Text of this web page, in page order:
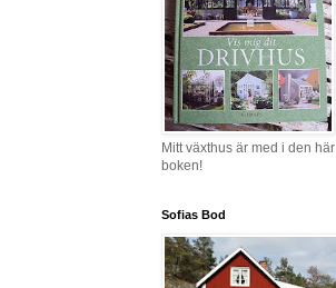
Mitt växthus är med i den här
boken!
Sofias Bod